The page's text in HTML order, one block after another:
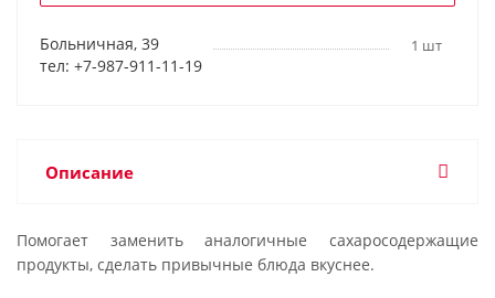
Больничная, 39
тел: +7-987-911-11-19
1 шт
Описание
Помогает заменить аналогичные сахаросодержащие
продукты, сделать привычные блюда вкуснее.